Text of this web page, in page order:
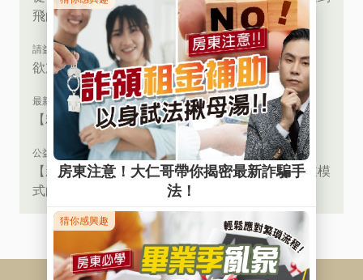
飛的點點滴滴
請益參訪&異業合作
欲加入租賃業，性別是關鍵嗎？
最新活動
【精進租屋市場資訊透明化座談會】
公益講座花絮
【新北租賃公會會員專屬講座】解析包租代管商業模
式的創富密碼